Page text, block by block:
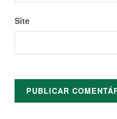
Site